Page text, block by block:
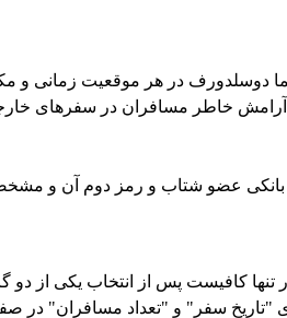
دوسلدورف در هر موقعیت زمانی و
و آرامش خاطر مسافران در سفرهای
یک آدرس پست الکترونیکی، یک کارت بانکی عضو شتاب و رمز دوم
کافیست پس از انتخاب یکی از دو
"تاریخ سفر" و "تعداد مسافران" در